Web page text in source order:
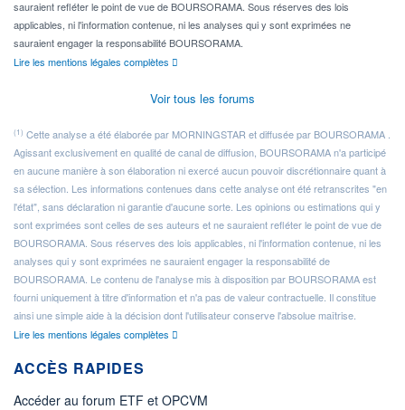
sauraient refléter le point de vue de BOURSORAMA. Sous réserves des lois
applicables, ni l'information contenue, ni les analyses qui y sont exprimées ne
sauraient engager la responsabilité BOURSORAMA.
Lire les mentions légales complètes
Voir tous les forums
(1) Cette analyse a été élaborée par MORNINGSTAR et diffusée par BOURSORAMA .
Agissant exclusivement en qualité de canal de diffusion, BOURSORAMA n'a participé
en aucune manière à son élaboration ni exercé aucun pouvoir discrétionnaire quant à
sa sélection. Les informations contenues dans cette analyse ont été retranscrites "en
l'état", sans déclaration ni garantie d'aucune sorte. Les opinions ou estimations qui y
sont exprimées sont celles de ses auteurs et ne sauraient refléter le point de vue de
BOURSORAMA. Sous réserves des lois applicables, ni l'information contenue, ni les
analyses qui y sont exprimées ne sauraient engager la responsabilité de
BOURSORAMA. Le contenu de l'analyse mis à disposition par BOURSORAMA est
fourni uniquement à titre d'information et n'a pas de valeur contractuelle. Il constitue
ainsi une simple aide à la décision dont l'utilisateur conserve l'absolue maîtrise.
Lire les mentions légales complètes
ACCÈS RAPIDES
Accéder au forum ETF et OPCVM